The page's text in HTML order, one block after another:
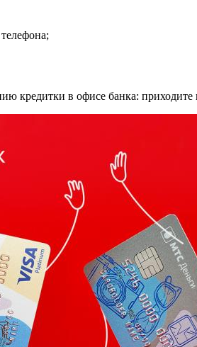
кредитки в офисе банка: